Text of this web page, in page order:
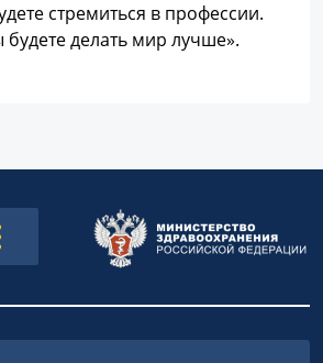
стремиться в профессии.
делать мир лучше».